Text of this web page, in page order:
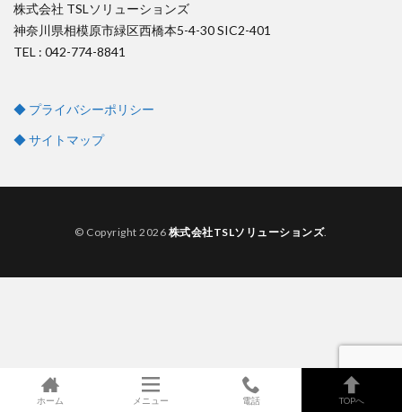
株式会社 TSLソリューションズ
神奈川県相模原市緑区西橋本5-4-30 SIC2-401
TEL : 042-774-8841
◆ プライバシーポリシー
◆ サイトマップ
© Copyright 2026 株式会社TSLソリューションズ.
ホーム メニュー 電話 TOPへ